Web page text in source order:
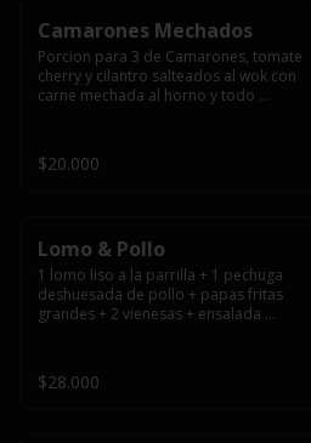
Camarones Mechados
Porcion para 3 de Camarones, tomate
cherry y cilantro salteados al wok con
carne mechada al horno y todo
casera.
$20.000
Lomo & Pollo
1 lomo liso a la parrilla + 1 pechuga
deshuesada de pollo + papas fritas
grandes + 2 vienesas + ensalada
$28.000